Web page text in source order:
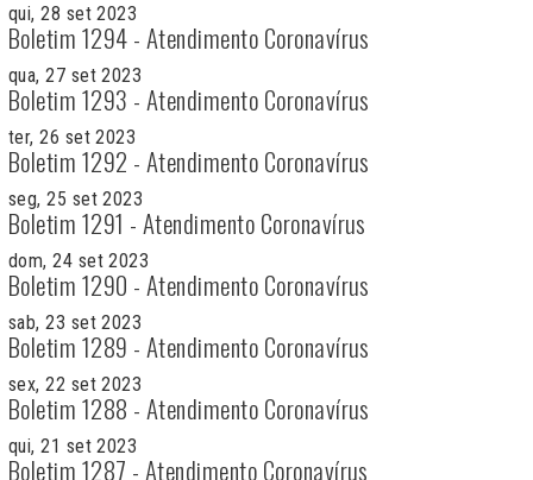
qui, 28 set 2023
Boletim 1294 - Atendimento Coronavírus
qua, 27 set 2023
Boletim 1293 - Atendimento Coronavírus
ter, 26 set 2023
Boletim 1292 - Atendimento Coronavírus
seg, 25 set 2023
Boletim 1291 - Atendimento Coronavírus
dom, 24 set 2023
Boletim 1290 - Atendimento Coronavírus
sab, 23 set 2023
Boletim 1289 - Atendimento Coronavírus
sex, 22 set 2023
Boletim 1288 - Atendimento Coronavírus
qui, 21 set 2023
Boletim 1287 - Atendimento Coronavírus